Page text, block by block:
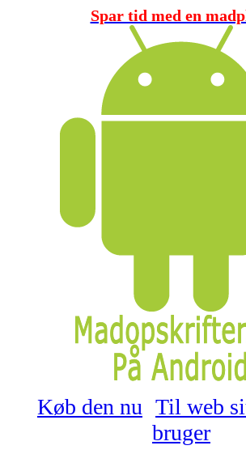
Spar tid med en
Køb den nu Til web
bruger